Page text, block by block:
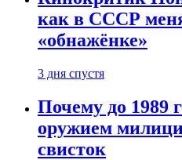
как в СССР
«обнажёнке»
3 дня спустя
Почему до 1989
оружием
свисток